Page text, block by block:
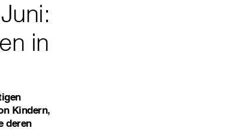
in
Kindern,
deren